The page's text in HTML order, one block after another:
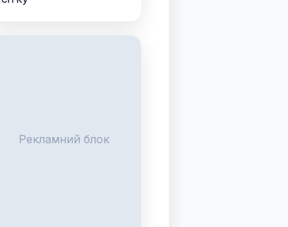
Рекламний блок